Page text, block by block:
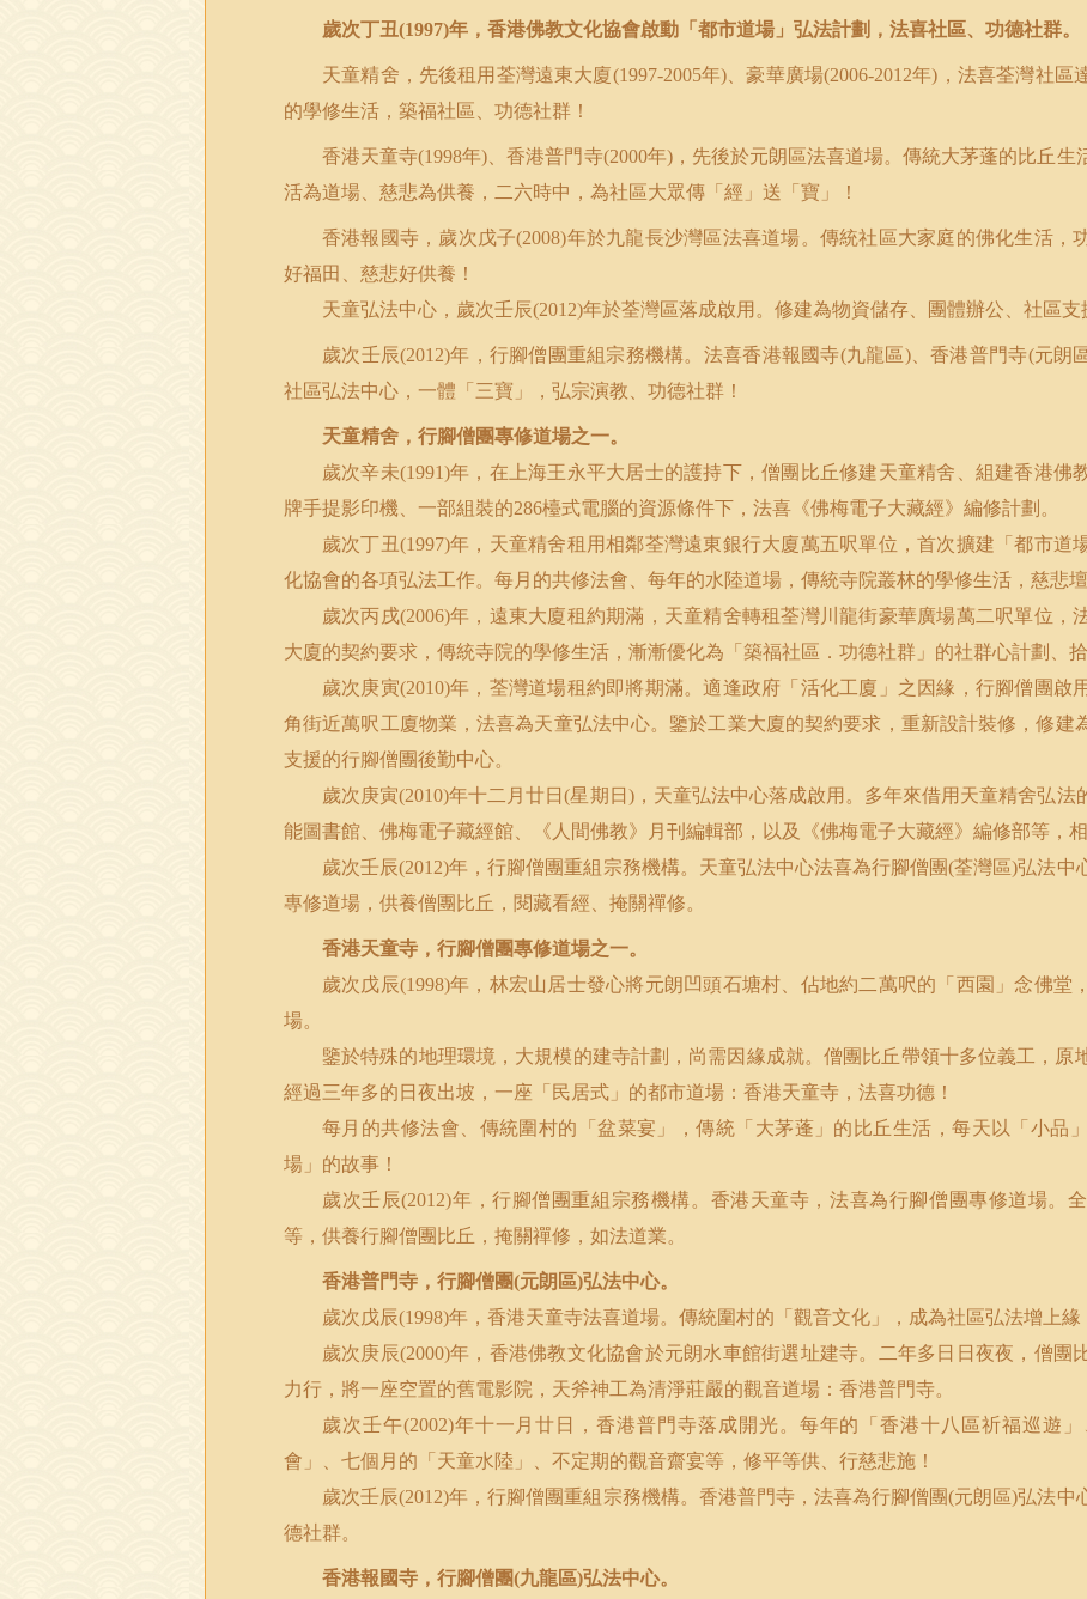
歲次丁丑(1997)年，香港佛教文化協會啟動「都市道場」弘法計劃，法喜社區、功德社群。
天童精舍，先後租用荃灣遠東大廈(1997-2005年)、豪華廣場(2006-2012年) ，法喜荃灣社區
的學修生活，築福社區、功德社群！
香港天童寺(1998年)、香港普門寺(2000年)，先後於元朗區法喜道場。傳統大茅蓬的比丘生
活為道場、慈悲為供養，二六時中，為社區大眾傳「經」送「寶」！
香港報國寺，歲次戊子(2008)年於九龍長沙灣區法喜道場。傳統社區大家庭的佛化生活，
好福田、慈悲好供養！
天童弘法中心，歲次壬辰(2012)年於荃灣區落成啟用。修建為物資儲存、團體辦公、社區支
歲次壬辰(2012)年，行腳僧團重組宗務機構。法喜香港報國寺(九龍區)、香港普門寺(元朗
社區弘法中心，一體「三寶」，弘宗演教、功德社群！
天童精舍，行腳僧團專修道場之一。
歲次辛未(1991)年，在上海王永平大居士的護持下，僧團比丘修建天童精舍、組建香港佛
牌手提影印機、一部組裝的286檯式電腦的資源條件下，法喜《佛梅電子大藏經》編修計劃。
歲次丁丑(1997)年，天童精舍租用相鄰荃灣遠東銀行大廈萬五呎單位，首次擴建「都市道
化協會的各項弘法工作。每月的共修法會、每年的水陸道場，傳統寺院叢林的學修生活，慈悲壇
歲次丙戌(2006)年，遠東大廈租約期滿，天童精舍轉租荃灣川龍街豪華廣場萬二呎單位，
大廈的契約要求，傳統寺院的學修生活，漸漸優化為「築福社區．功德社群」的社群心計劃、拾
歲次庚寅(2010)年，荃灣道場租約即將期滿。適逢政府「活化工廈」之因緣，行腳僧團啟
角街近萬呎工廈物業，法喜為天童弘法中心。鑒於工業大廈的契約要求，重新設計裝修，修建
支援的行腳僧團後勤中心。
歲次庚寅(2010)年十二月廿日(星期日)，天童弘法中心落成啟用。多年來借用天童精舍弘法
能圖書館、佛梅電子藏經館、《人間佛教》月刊編輯部，以及《佛梅電子大藏經》編修部等，相
歲次壬辰(2012)年，行腳僧團重組宗務機構。天童弘法中心法喜為行腳僧團(荃灣區)弘法中
專修道場，供養僧團比丘，閱藏看經、掩關禪修。
香港天童寺，行腳僧團專修道場之一。
歲次戊辰(1998)年，林宏山居士發心將元朗凹頭石塘村、佔地約二萬呎的「西園」念佛堂
場。
鑒於特殊的地理環境，大規模的建寺計劃，尚需因緣成就。僧團比丘帶領十多位義工，原
經過三年多的日夜出坡，一座「民居式」的都市道場：香港天童寺，法喜功德！
每月的共修法會、傳統圍村的「盆菜宴」，傳統「大茅蓬」的比丘生活，每天以「小品
場」的故事！
歲次壬辰(2012)年，行腳僧團重組宗務機構。香港天童寺，法喜為行腳僧團專修道場。
等，供養行腳僧團比丘，掩關禪修，如法道業。
香港普門寺，行腳僧團(元朗區)弘法中心。
歲次戊辰(1998)年，香港天童寺法喜道場。傳統圍村的「觀音文化」，成為社區弘法增上緣
歲次庚辰(2000)年，香港佛教文化協會於元朗水車館街選址建寺。二年多日日夜夜，僧團
力行，將一座空置的舊電影院，天斧神工為清淨莊嚴的觀音道場：香港普門寺。
歲次壬午(2002)年十一月廿日，香港普門寺落成開光。每年的「香港十八區祈福巡遊
會」、七個月的「天童水陸」、不定期的觀音齋宴等，修平等供、行慈悲施！
歲次壬辰(2012)年，行腳僧團重組宗務機構。香港普門寺，法喜為行腳僧團(元朗區)弘法中
德社群。
香港報國寺，行腳僧團(九龍區)弘法中心。